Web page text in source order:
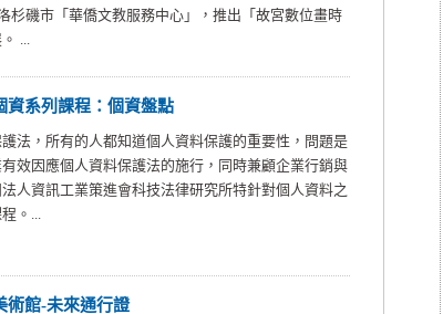
杉磯市「華僑文教服務中心」，推出「故宮數位畫時
...
資系列課程：個資盤點
法，所有的人都知道個人資料保護的重要性，問題是
效因應個人資料保護法的施行，同時兼顧企業行銷與
人資訊工業策進會科技法律研究所特針對個人資料之
。...
術館-未來通行證